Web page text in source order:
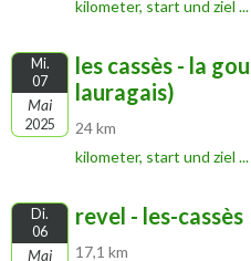
kilometer, start und ziel ...
Mi.
07
Mai
2025
les cassès - la
lauragais)
24 km
kilometer, start und ziel ...
Di.
06
Mai
revel - les-cassès
17,1 km